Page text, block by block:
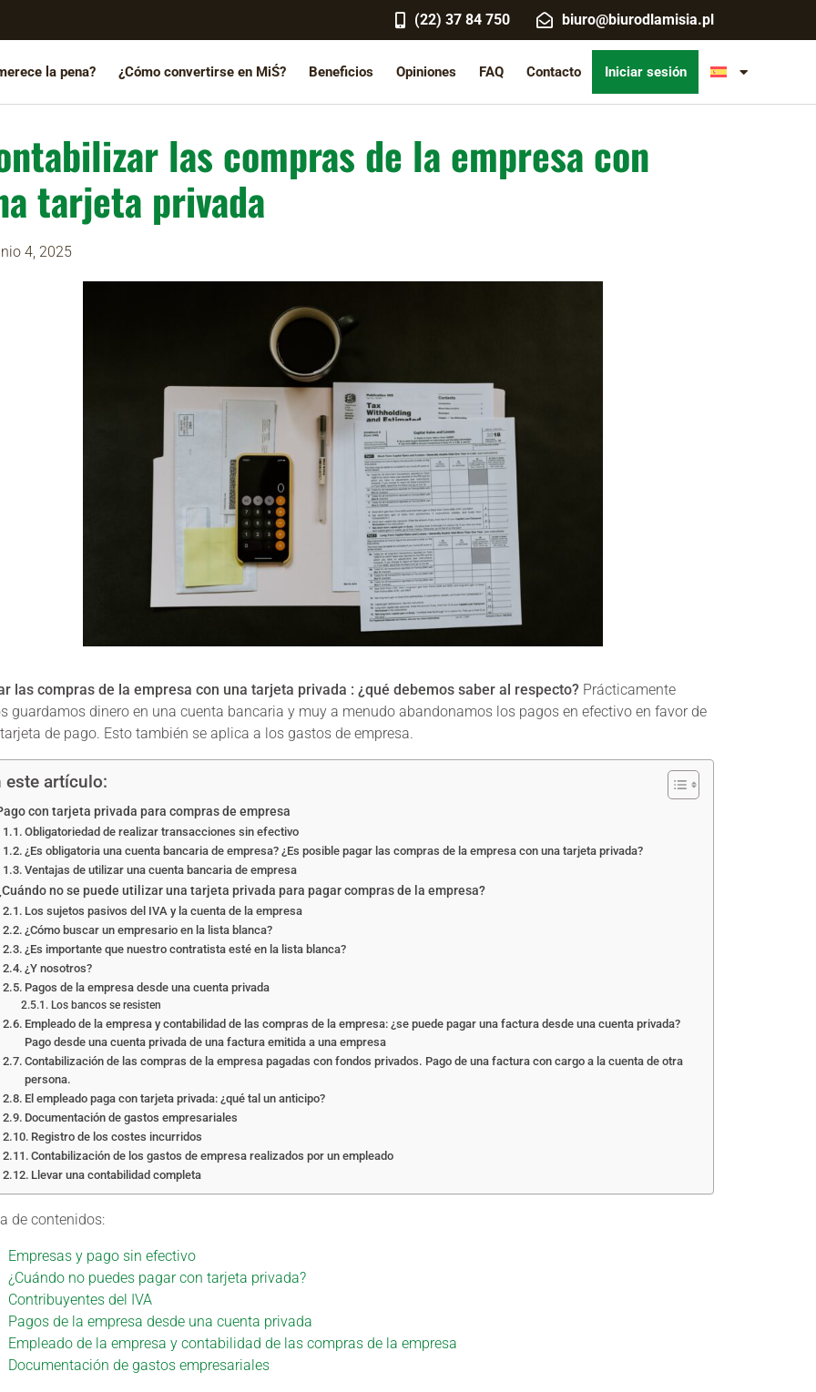
(22) 37 84 750 biuro@biurodlamisia.pl
la pena? ¿Cómo convertirse en MiŚ? Beneficios Opiniones FAQ Contacto Iniciar sesión
las compras de la empresa con
tarjeta privada
4, 2025
las compras de la empresa con una tarjeta privada : ¿qué debemos saber al respecto? Prácticamente
guardamos dinero en una cuenta bancaria y muy a menudo abandonamos los pagos en efectivo en favor de
de pago. Esto también se aplica a los gastos de empresa.
este artículo:
con tarjeta privada para compras de empresa
Obligatoriedad de realizar transacciones sin efectivo
¿Es obligatoria una cuenta bancaria de empresa? ¿Es posible pagar las compras de la empresa con una tarjeta privada?
Ventajas de utilizar una cuenta bancaria de empresa
no se puede utilizar una tarjeta privada para pagar compras de la empresa?
Los sujetos pasivos del IVA y la cuenta de la empresa
¿Cómo buscar un empresario en la lista blanca?
¿Es importante que nuestro contratista esté en la lista blanca?
¿Y nosotros?
Pagos de la empresa desde una cuenta privada
Los bancos se resisten
Empleado de la empresa y contabilidad de las compras de la empresa: ¿se puede pagar una factura desde una cuenta privada?
Pago desde una cuenta privada de una factura emitida a una empresa
Contabilización de las compras de la empresa pagadas con fondos privados. Pago de una factura con cargo a la cuenta de otra
persona.
El empleado paga con tarjeta privada: ¿qué tal un anticipo?
Documentación de gastos empresariales
Registro de los costes incurridos
Contabilización de los gastos de empresa realizados por un empleado
Llevar una contabilidad completa
de contenidos:
Empresas y pago sin efectivo
¿Cuándo no puedes pagar con tarjeta privada?
Contribuyentes del IVA
Pagos de la empresa desde una cuenta privada
Empleado de la empresa y contabilidad de las compras de la empresa
Documentación de gastos empresariales